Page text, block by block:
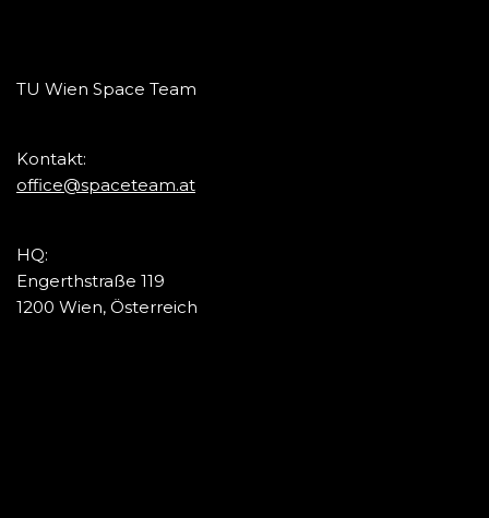
TU Wien Space Team
Kontakt:
office@spaceteam.at
HQ:
Engerthstraße 119
1200 Wien, Österreich